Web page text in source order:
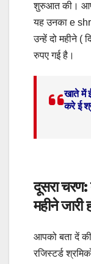
शुरुआत की।
यह उनका e
उन्हें दो महीने (
रुपए गई है।
खाते में
करे ई
दूसरा चरण:
महीने जारी
आपको बता दें
रजिस्टर्ड